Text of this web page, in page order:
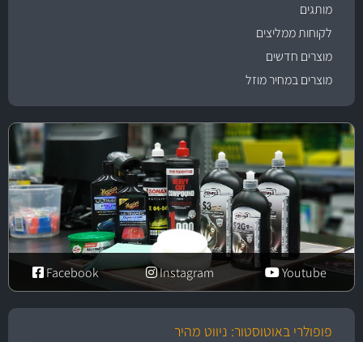
מותגים
לקוחות ממליצים
מוצרים חדשים
מוצרים במחיר מוזל
Youtube
Instagram
Facebook
פופולרי באוטוסטור: ניווט מהיר